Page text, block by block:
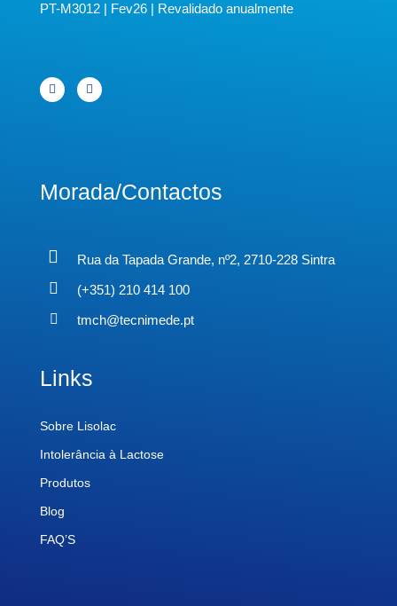
PT-M3012 | Fev26 | Revalidado anualmente
Morada/Contactos
Rua da Tapada Grande, nº2, 2710-228 Sintra
(+351) 210 414 100
tmch@tecnimede.pt
Links
Sobre Lisolac
Intolerância à Lactose
Produtos
Blog
FAQ’S